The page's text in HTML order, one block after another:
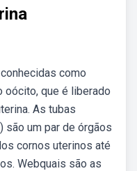
como
que é liberado
As tubas
são um par de órgãos
cornos uterinos até
Webquais são as